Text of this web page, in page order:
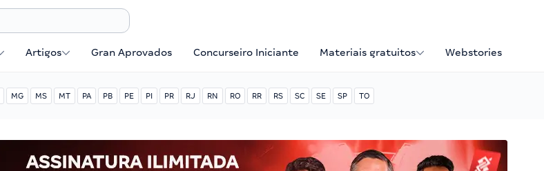
Artigos Gran Aprovados Concurseiro Iniciante Materiais gratuitos Webstories
MG MS MT PA PB PE PI PR RJ RN RO RR RS SC SE SP TO